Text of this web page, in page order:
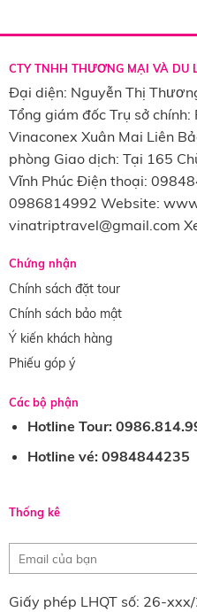
CTY TNHH THƯƠNG MẠI VÀ DU
Đại diện: Nguyễn Thị
Tổng giám đốc Trụ sở
Vinaconex Xuân Mai Liên
phòng Giao dịch: Tại 165
Vĩnh Phúc Điện thoại:
0986814992 Website:
vinatriptravel@gmail.com
Chứng nhận
Chính sách đặt tour
Chính sách bảo mật
Ý kiến khách hàng
Phiếu góp ý
Các bộ phận
Hotline Tour:
Hotline vé: 0984844235
Thống kê
Giấy phép LHQT số: 26-